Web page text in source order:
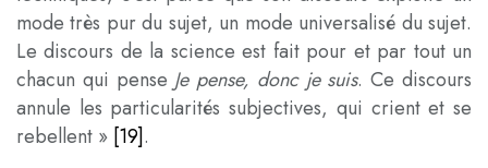
mode très pur du sujet, un mode universalisé du sujet.
Le discours de la science est fait pour et par tout un
chacun qui pense Je pense, donc je suis. Ce discours
annule les particularités subjectives, qui crient et se
rebellent » [19].